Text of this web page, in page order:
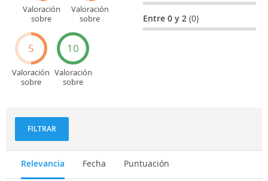
Valoración
sobre
Valoración
sobre
turísticos
5
Valoración
sobre
10
Valoración
sobre
Entre 0 y 2(0)
FILTRAR
Relevancia Fecha Puntuación